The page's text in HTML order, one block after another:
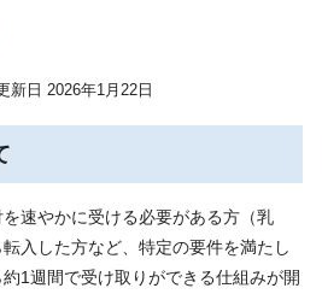
日 2026年1月22日
速やかに受ける必要がある方（乳
入した方など、特定の要件を満たし
1週間で受け取りができる仕組みが開